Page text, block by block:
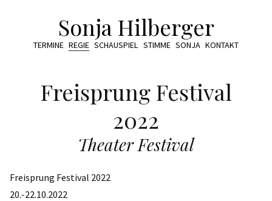
Sonja Hilberger
TERMINE REGIE SCHAUSPIEL STIMME SONJA KONTAKT
Freisprung Festival
2022
Theater Festival
Freisprung Festival 2022
20.-22.10.2022